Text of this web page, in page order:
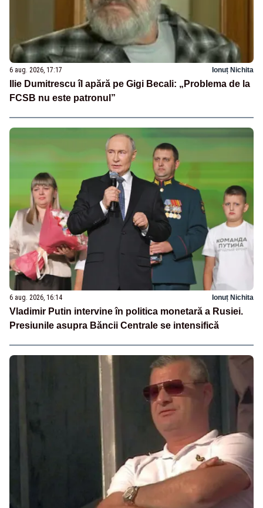
6 aug. 2026, 17:17 Ionuț Nichita
Ilie Dumitrescu îl apără pe Gigi Becali: „Problema de la
FCSB nu este patronul”
6 aug. 2026, 16:14 Ionuț Nichita
Vladimir Putin intervine în politica monetară a Rusiei.
Presiunile asupra Băncii Centrale se intensifică